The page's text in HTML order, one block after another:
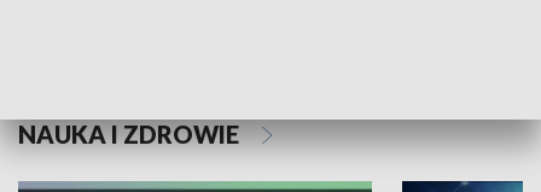
NAUKA I ZDROWIE